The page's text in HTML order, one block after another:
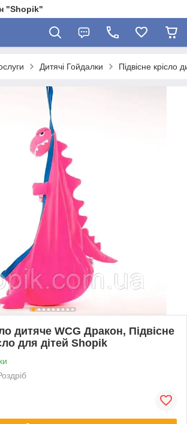
"Shopik"
Дитячі Гойдалки Підвісне крісло
дитяче WCG Дракон, Підвісне
для дітей Shopik